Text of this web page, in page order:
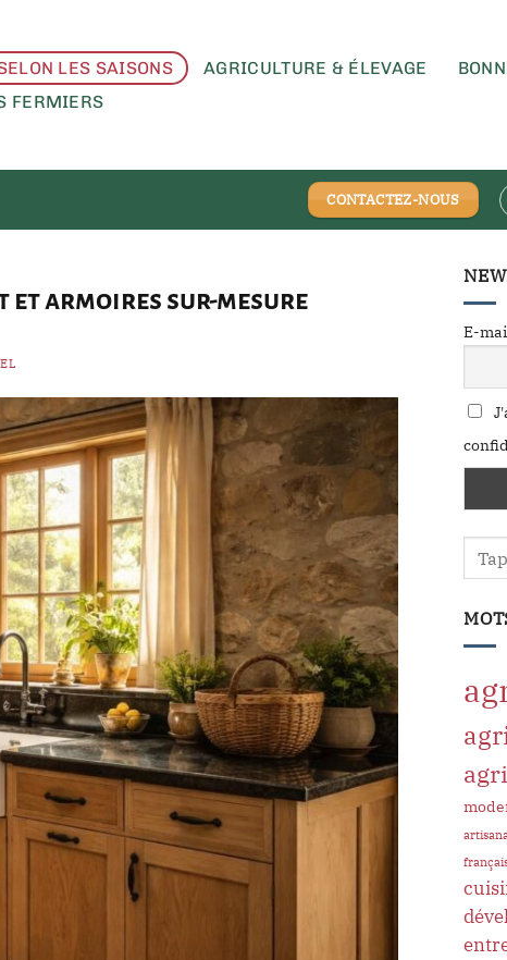
LES SAISONS AGRICULTURE & ÉLEVAGE
FERMIERS
CONTACTEZ-NOUS
armoires sur-mesure
E-